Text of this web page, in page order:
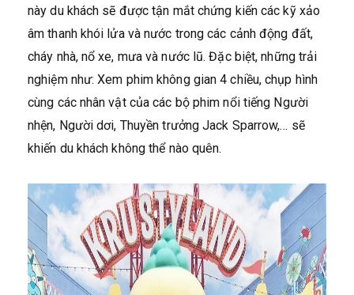
này du khách sẽ được tận mắt chứng kiến các kỹ xảo
âm thanh khói lửa và nước trong các cảnh động đất,
cháy nhà, nổ xe, mưa và nước lũ. Đặc biệt, những trải
nghiệm như: Xem phim không gian 4 chiều, chụp hình
cùng các nhân vật của các bộ phim nổi tiếng Người
nhện, Người dơi, Thuyền trưởng Jack Sparrow,… sẽ
khiến du khách không thể nào quên.